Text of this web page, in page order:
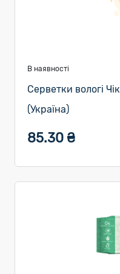
В наявності
Серветки вологі
(Україна)
85.30 ₴